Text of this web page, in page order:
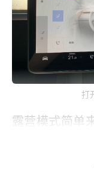
打
露营模式简单
车内的空气保
度，并且还能